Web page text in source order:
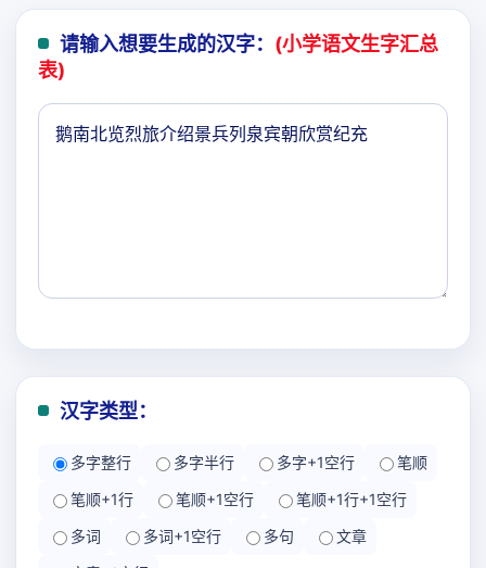
请输入想要生成的汉字： (小学语文生字汇总
表)
汉字类型：
多字整行 多字半行 多字+1空行
笔顺
笔顺+1行
笔顺+1空行
笔顺+1行+1空行
多词
多词+1空行 多句
文章